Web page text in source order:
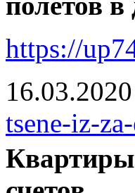
https://
16.03.2020
tsene-iz-
Квартиры